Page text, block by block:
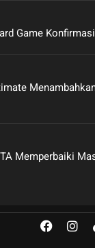
Game
Memperbaiki